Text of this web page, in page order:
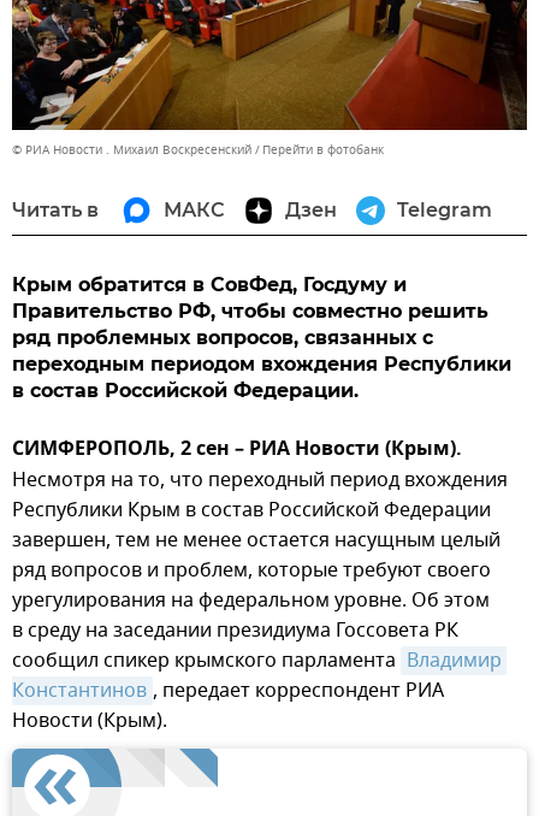
© РИА Новости . Михаил Воскресенский Перейти в фотобанк
Читать в МАКС Дзен Telegram
Крым обратится в СовФед, Госдуму и
Правительство РФ, чтобы совместно решить
ряд проблемных вопросов, связанных с
переходным периодом вхождения Республики
в состав Российской Федерации.
СИМФЕРОПОЛЬ, 2 сен – РИА Новости (Крым).
Несмотря на то, что переходный период вхождения
Республики Крым в состав Российской Федерации
завершен, тем не менее остается насущным целый
ряд вопросов и проблем, которые требуют своего
урегулирования на федеральном уровне. Об этом
в среду на заседании президиума Госсовета РК
сообщил спикер крымского парламента Владимир
Константинов , передает корреспондент РИА
Новости (Крым).